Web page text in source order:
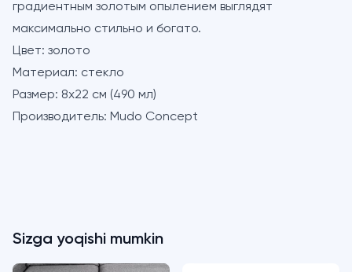
градиентным золотым опылением выглядят
максимально стильно и богато.
Цвет: золото
Материал: стекло
Размер: 8х22 см (490 мл)
Производитель: Mudo Concept
Sizga yoqishi mumkin